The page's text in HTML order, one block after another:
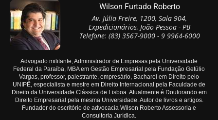
Wilson Furtado Roberto
Av. Júlia Freire, 1200, Sala 904,
Expedicionários, João Pessoa - PB
Telefone: (83) 3567-9000 - 9 9964-6000
Advogado militante, Administrador de Empresas pela Universidade
Federal da Paraíba, MBA em Gestão Empresarial pela Fundação Getúlio
Vargas, professor, palestrante, empresário, Bacharel em Direito pelo
UNIPÊ, especialista e mestre em Direito Internacional pela Faculdade de
Direito da Universidade Clássica de Lisboa. Atualmente é Doutorando em
Direito Empresarial pela mesma Universidade. Autor de livros e artigos.
Fundador do escritório de advocacia Wilson Roberto Assessoria e
Consultoria Jurídica.